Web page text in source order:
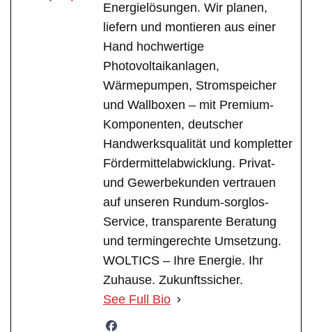
Energielösungen. Wir planen,
liefern und montieren aus einer
Hand hochwertige
Photovoltaikanlagen,
Wärmepumpen, Stromspeicher
und Wallboxen – mit Premium-
Komponenten, deutscher
Handwerksqualität und kompletter
Fördermittelabwicklung. Privat-
und Gewerbekunden vertrauen
auf unseren Rundum-sorglos-
Service, transparente Beratung
und termingerechte Umsetzung.
WOLTICS – Ihre Energie. Ihr
Zuhause. Zukunftssicher.
See Full Bio